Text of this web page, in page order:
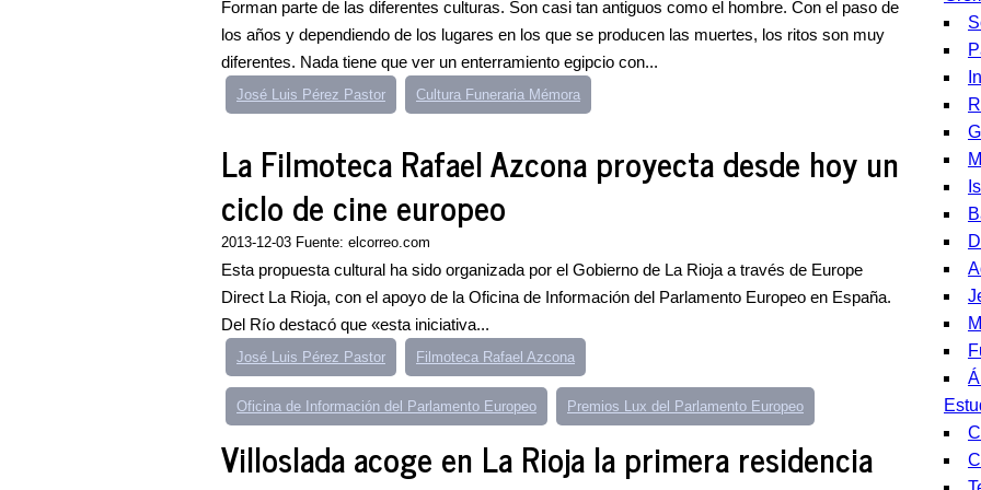
Forman parte de las diferentes culturas. Son casi tan antiguos como el hombre. Con el paso de
los años y dependiendo de los lugares en los que se producen las muertes, los ritos son muy
diferentes. Nada tiene que ver un enterramiento egipcio con...
José Luis Pérez Pastor Cultura Funeraria Mémora
La Filmoteca Rafael Azcona proyecta desde hoy un
ciclo de cine europeo
2013-12-03 Fuente: elcorreo.com
Esta propuesta cultural ha sido organizada por el Gobierno de La Rioja a través de Europe
Direct La Rioja, con el apoyo de la Oficina de Información del Parlamento Europeo en España.
Del Río destacó que «esta iniciativa...
José Luis Pérez Pastor Filmoteca Rafael Azcona
Oficina de Información del Parlamento Europeo Premios Lux del Parlamento Europeo
Villoslada acoge en La Rioja la primera residencia